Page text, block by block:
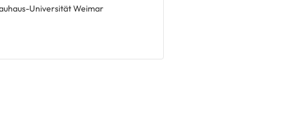
Universität Weimar